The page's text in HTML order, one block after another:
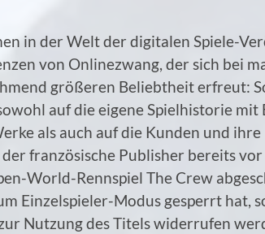
in der Welt der digitalen Spiele-
von Onlinezwang, der sich bei
größeren Beliebtheit erfreut:
auf die eigene Spielhistorie mit
als auch auf die Kunden und
französische Publisher bereits
World-Rennspiel The Crew
Einzelspieler-Modus gesperrt hat,
Nutzung des Titels widerrufen